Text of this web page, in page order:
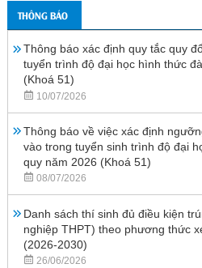
THÔNG BÁO
Thông báo xác định quy tắc quy
tuyển trình độ đại học hình thức
(Khoá 51)
10/07/2026
Thông báo về việc xác định
vào trong tuyển sinh trình độ đại
quy năm 2026 (Khoá 51)
08/07/2026
Danh sách thí sinh đủ điều kiện
nghiệp THPT) theo phương thức
(2026-2030)
26/06/2026